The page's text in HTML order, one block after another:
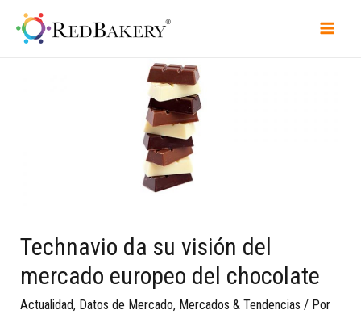
Technavio da su visión del
mercado europeo del chocolate
Actualidad, Datos de Mercado, Mercados & Tendencias / Por